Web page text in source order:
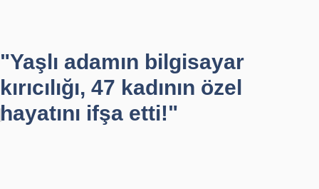
"Yaşlı adamın bilgisayar
kırıcılığı, 47 kadının özel
hayatını ifşa etti!"